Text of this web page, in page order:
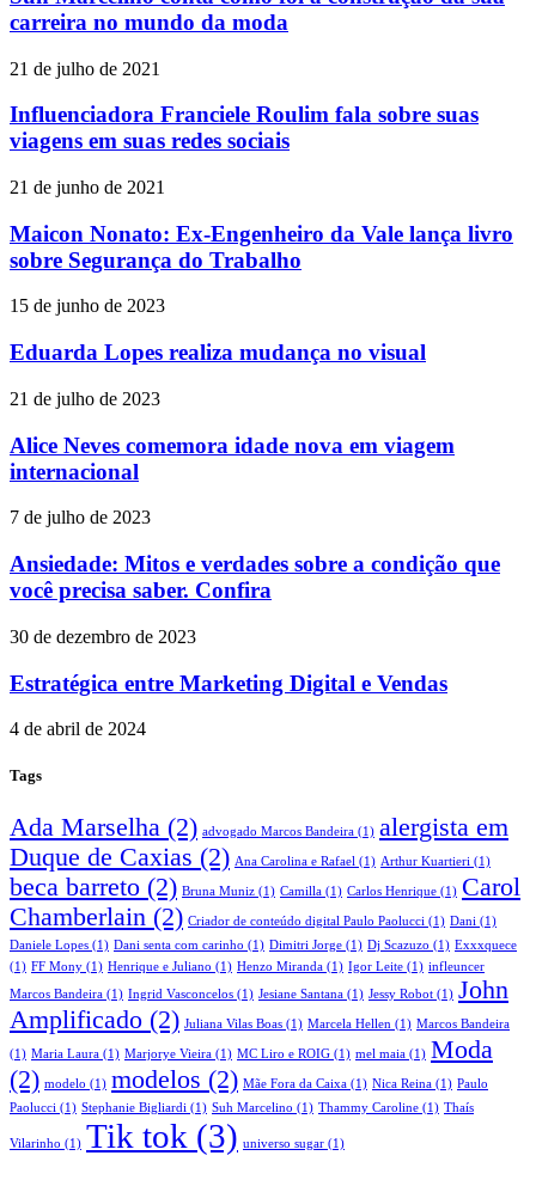
carreira no mundo da moda
21 de julho de 2021
Influenciadora Franciele Roulim fala sobre suas
viagens em suas redes sociais
21 de junho de 2021
Maicon Nonato: Ex-Engenheiro da Vale lança livro
sobre Segurança do Trabalho
15 de junho de 2023
Eduarda Lopes realiza mudança no visual
21 de julho de 2023
Alice Neves comemora idade nova em viagem
internacional
7 de julho de 2023
Ansiedade: Mitos e verdades sobre a condição que
você precisa saber. Confira
30 de dezembro de 2023
Estratégica entre Marketing Digital e Vendas
4 de abril de 2024
Tags
Ada Marselha (2) advogado Marcos Bandeira (1) alergista em
Duque de Caxias (2) Ana Carolina e Rafael (1) Arthur Kuartieri (1)
beca barreto (2) Bruna Muniz (1) Camilla (1) Carlos Henrique (1) Carol
Chamberlain (2) Criador de conteúdo digital Paulo Paolucci (1) Dani (1)
Daniele Lopes (1) Dani senta com carinho (1) Dimitri Jorge (1) Dj Scazuzo (1) Exxxquece
(1) FF Mony (1) Henrique e Juliano (1) Henzo Miranda (1) Igor Leite (1) infleuncer
Marcos Bandeira (1) Ingrid Vasconcelos (1) Jesiane Santana (1) Jessy Robot (1) John
Amplificado (2) Juliana Vilas Boas (1) Marcela Hellen (1) Marcos Bandeira
(1) Maria Laura (1) Marjorye Vieira (1) MC Liro e ROIG (1) mel maia (1) Moda
(2) modelo (1) modelos (2) Mãe Fora da Caixa (1) Nica Reina (1) Paulo
Paolucci (1) Stephanie Bigliardi (1) Suh Marcelino (1) Thammy Caroline (1) Thaís
Vilarinho (1) Tik tok (3) universo sugar (1)